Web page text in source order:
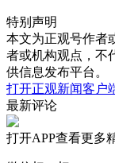
特别声明
本文为正观号作者
者或机构观点，不
供信息发布平台。
打开正观新闻客户
最新评论
打开APP查看更多